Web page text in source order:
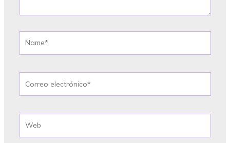
electrónico*